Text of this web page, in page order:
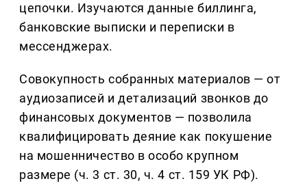
цепочки. Изучаются данные биллинга,
банковские выписки и переписки в
мессенджерах.
Совокупность собранных материалов — от
аудиозаписей и детализаций звонков до
финансовых документов — позволила
квалифицировать деяние как покушение
на мошенничество в особо крупном
размере (ч. 3 ст. 30, ч. 4 ст. 159 УК РФ).